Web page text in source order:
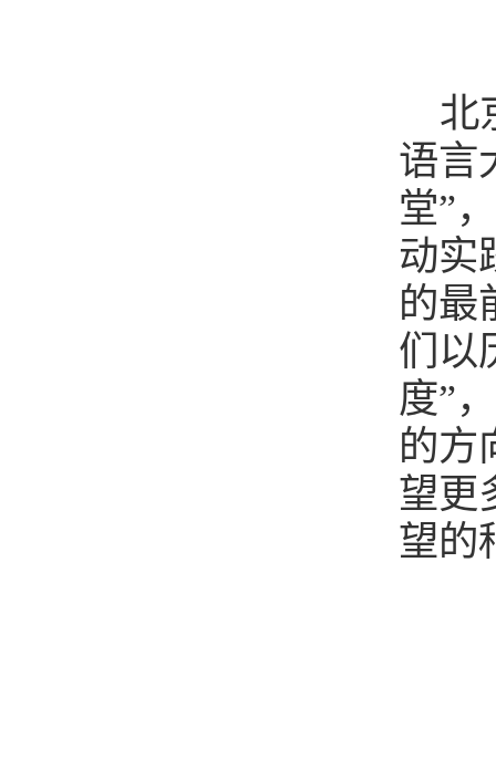
北
语言
堂”
动实
的最
们以
度”
的方
望更
望的